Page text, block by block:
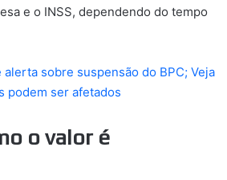
e o INSS, dependendo do tempo
alerta sobre suspensão do BPC; Veja
podem ser afetados
o valor é